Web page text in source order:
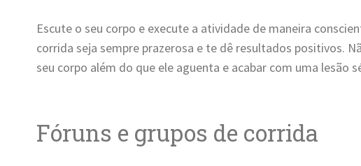
Escute o seu corpo e execute a atividade de maneira
corrida seja sempre prazerosa e te dê resultados positivos.
seu corpo além do que ele aguenta e acabar com uma lesão
Fóruns e grupos de corrida